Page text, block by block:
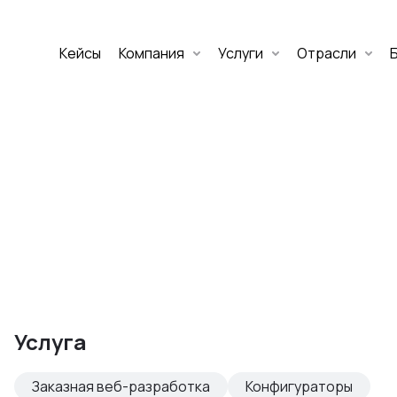
Кейсы Компания Услуги Отрасли
Услуга
Заказная веб-разработка
Конфигураторы